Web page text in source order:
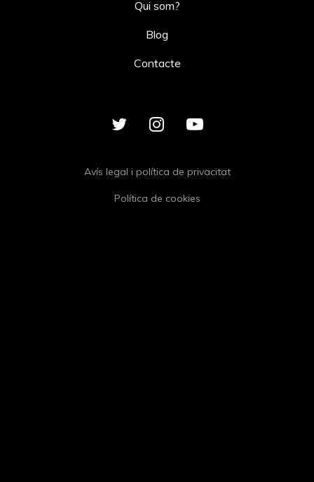
Qui som?
Blog
Contacte
Avís legal i política de privacitat
Política de cookies